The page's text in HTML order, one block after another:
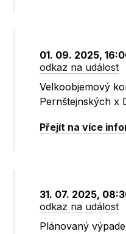
01. 09. 2025,
odkaz na událost
Velkoobjemový
Pernštejnských x
Přejít na více
31. 07. 2025,
odkaz na událost
Plánovaný